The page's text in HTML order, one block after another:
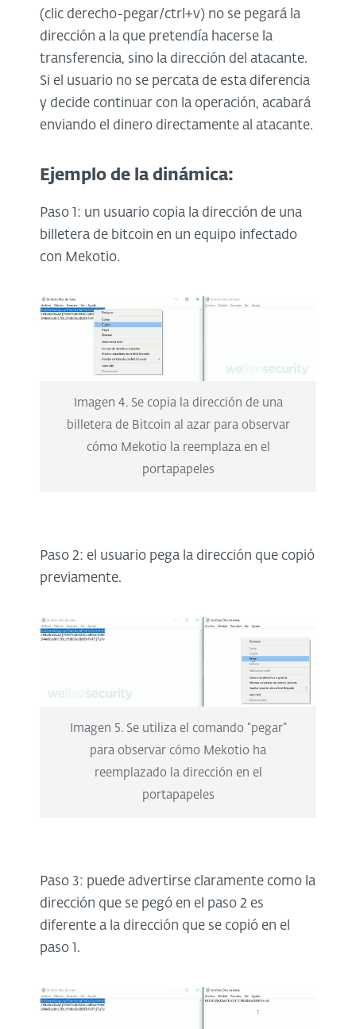
(clic derecho-pegar/ctrl+v) no se pegará la
dirección a la que pretendía hacerse la
transferencia, sino la dirección del atacante.
Si el usuario no se percata de esta diferencia
y decide continuar con la operación, acabará
enviando el dinero directamente al atacante.
Ejemplo de la dinámica:
Paso 1: un usuario copia la dirección de una
billetera de bitcoin en un equipo infectado
con Mekotio.
Imagen 4. Se copia la dirección de una
billetera de Bitcoin al azar para observar
cómo Mekotio la reemplaza en el
portapapeles
Paso 2: el usuario pega la dirección que copió
previamente.
Imagen 5. Se utiliza el comando “pegar”
para observar cómo Mekotio ha
reemplazado la dirección en el
portapapeles
Paso 3: puede advertirse claramente como la
dirección que se pegó en el paso 2 es
diferente a la dirección que se copió en el
paso 1.